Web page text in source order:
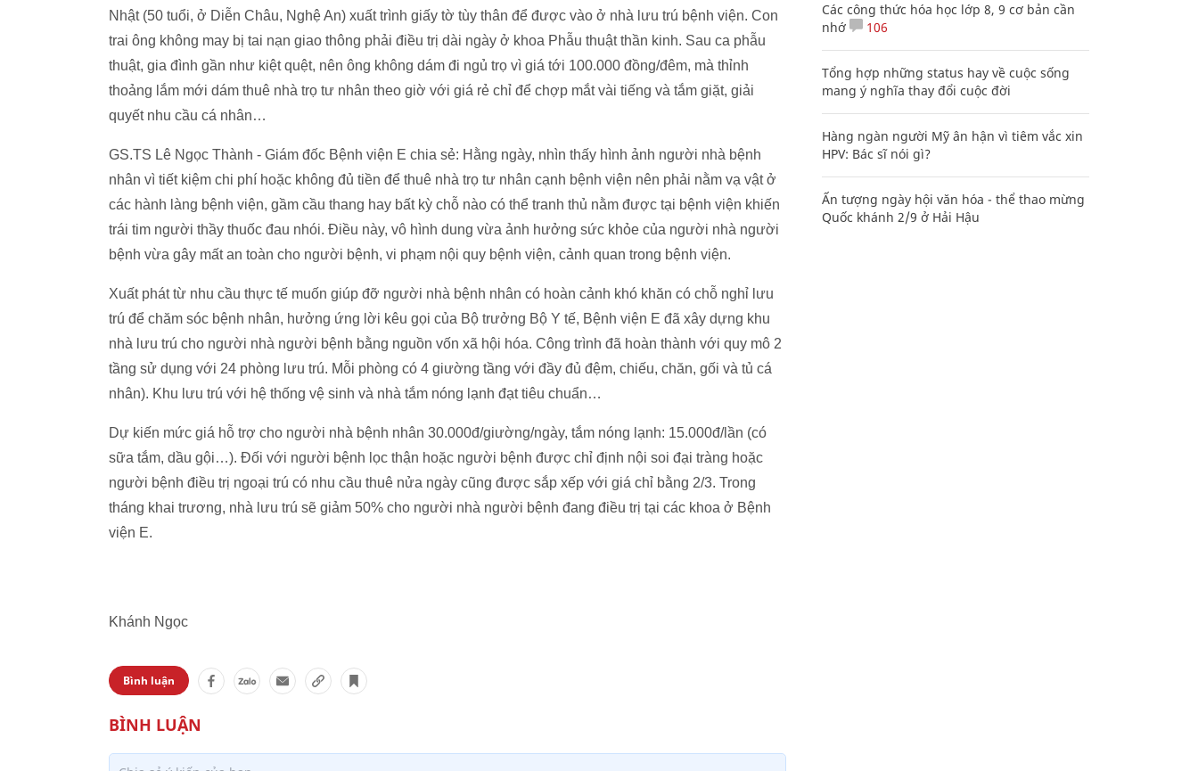
Nhật (50 tuổi, ở Diễn Châu, Nghệ An) xuất trình giấy tờ tùy thân để được vào ở nhà lưu trú bệnh viện. Con
trai ông không may bị tai nạn giao thông phải điều trị dài ngày ở khoa Phẫu thuật thần kinh. Sau ca phẫu
thuật, gia đình gần như kiệt quệt, nên ông không dám đi ngủ trọ vì giá tới 100.000 đồng/đêm, mà thỉnh
thoảng lắm mới dám thuê nhà trọ tư nhân theo giờ với giá rẻ chỉ để chợp mắt vài tiếng và tắm giặt, giải
quyết nhu cầu cá nhân…
GS.TS Lê Ngọc Thành - Giám đốc Bệnh viện E chia sẻ: Hằng ngày, nhìn thấy hình ảnh người nhà bệnh
nhân vì tiết kiệm chi phí hoặc không đủ tiền để thuê nhà trọ tư nhân cạnh bệnh viện nên phải nằm vạ vật ở
các hành làng bệnh viện, gầm cầu thang hay bất kỳ chỗ nào có thể tranh thủ nằm được tại bệnh viện khiến
trái tim người thầy thuốc đau nhói. Điều này, vô hình dung vừa ảnh hưởng sức khỏe của người nhà người
bệnh vừa gây mất an toàn cho người bệnh, vi phạm nội quy bệnh viện, cảnh quan trong bệnh viện.
Xuất phát từ nhu cầu thực tế muốn giúp đỡ người nhà bệnh nhân có hoàn cảnh khó khăn có chỗ nghỉ lưu
trú để chăm sóc bệnh nhân, hưởng ứng lời kêu gọi của Bộ trưởng Bộ Y tế, Bệnh viện E đã xây dựng khu
nhà lưu trú cho người nhà người bệnh bằng nguồn vốn xã hội hóa. Công trình đã hoàn thành với quy mô 2
tầng sử dụng với 24 phòng lưu trú. Mỗi phòng có 4 giường tầng với đầy đủ đệm, chiếu, chăn, gối và tủ cá
nhân). Khu lưu trú với hệ thống vệ sinh và nhà tắm nóng lạnh đạt tiêu chuẩn…
Dự kiến mức giá hỗ trợ cho người nhà bệnh nhân 30.000đ/giường/ngày, tắm nóng lạnh: 15.000đ/lần (có
sữa tắm, dầu gội…). Đối với người bệnh lọc thận hoặc người bệnh được chỉ định nội soi đại tràng hoặc
người bệnh điều trị ngoại trú có nhu cầu thuê nửa ngày cũng được sắp xếp với giá chỉ bằng 2/3. Trong
tháng khai trương, nhà lưu trú sẽ giảm 50% cho người nhà người bệnh đang điều trị tại các khoa ở Bệnh
viện E.
Khánh Ngọc
Bình luận
Các công thức hóa học lớp 8, 9 cơ bản cần
nhớ
106
Tổng hợp những status hay về cuộc sống
mang ý nghĩa thay đổi cuộc đời
Hàng ngàn người Mỹ ân hận vì tiêm vắc xin
HPV: Bác sĩ nói gì?
Ấn tượng ngày hội văn hóa - thể thao mừng
Quốc khánh 2/9 ở Hải Hậu